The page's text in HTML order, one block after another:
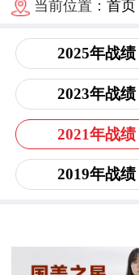
当前位置：首页
2025年战绩
2023年战绩
2021年战绩
2019年战绩